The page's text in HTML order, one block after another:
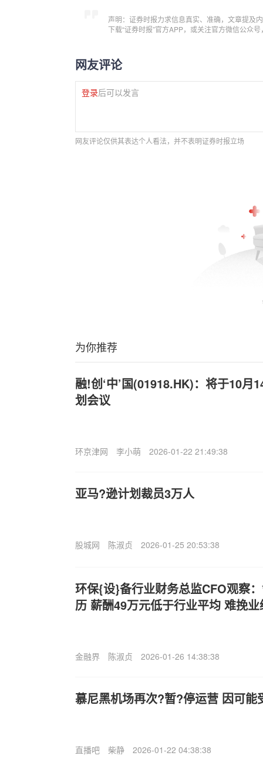
声明：证券时报力求信息真实、准确，文章提及
下载“证券时报”官方APP，或关注官方微信公众
网友评论
登录后可以发言
网友评论仅供其表达个人看法，并不表明证券时报立场
为你推荐
融!创‘中’国(01918.HK)：将于10月
划会议
环京津网 李小萌 2026-01-22 21:49:38
亚马?逊计划裁员3万人
股城网 陈淑贞 2026-01-25 20:53:38
环保{设}备行业财务总监CFO观察
历 薪酬49万元低于行业平均 难挽
金融界 陈淑贞 2026-01-26 14:38:38
慕尼黑机场再次?暂?停运营 因可能
直播吧 柴静 2026-01-22 04:38:38